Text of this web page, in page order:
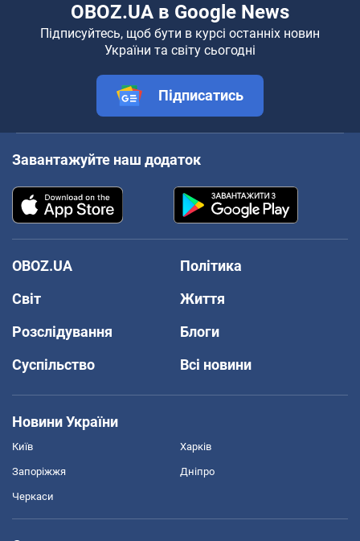
OBOZ.UA в Google News
Підписуйтесь, щоб бути в курсі останніх новин
України та світу сьогодні
Підписатись
Завантажуйте наш додаток
OBOZ.UA
Політика
Світ
Життя
Розслідування
Блоги
Суспільство
Всі новини
Новини України
Київ Харків
Запоріжжя Дніпро
Черкаси